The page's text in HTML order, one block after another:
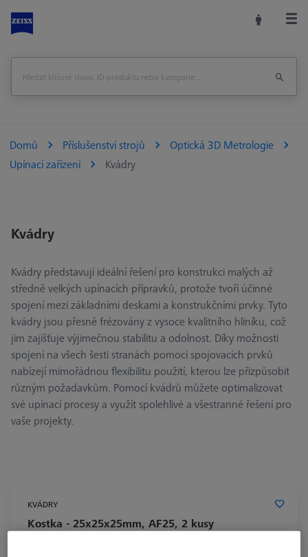
Domů Příslušenství strojů
Optická 3D Metrologie
Upínací zařízení
Kvádry
Kvádry
Kvádry představují ideální řešení pro konstrukci malých až
středně velkých upínacích přípravků, protože tvoří účinné
spojení mezi základními deskami a konstrukčními prvky. Tyto
kvádry jsou přesně frézovány z vysoce kvalitního hliníku, což
jim zajišťuje výjimečnou stabilitu a odolnost. Díky možnosti
spojení na všech šesti stranách pomocí spojovacích prvků
nabízejí mimořádnou flexibilitu použití, kterou lze přizpůsobit
různým požadavkům. Pomocí kvádrů můžete optimalizovat
své upínací procesy a využít spolehlivé a všestranné řešení pro
vaše projekty.
KVÁDRY
Kostka - 25x25x25mm, AF25, 2 kusy